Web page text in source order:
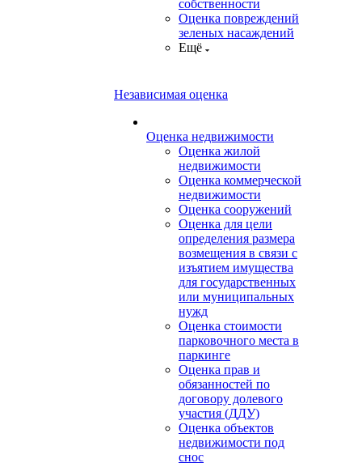
собственности
Оценка повреждений
зеленых насаждений
Ещё
Независимая оценка
Оценка недвижимости
Оценка жилой
недвижимости
Оценка коммерческой
недвижимости
Оценка сооружений
Оценка для цели
определения размера
возмещения в связи с
изъятием имущества
для государственных
или муниципальных
нужд
Оценка стоимости
парковочного места в
паркинге
Оценка прав и
обязанностей по
договору долевого
участия (ДДУ)
Оценка объектов
недвижимости под
снос